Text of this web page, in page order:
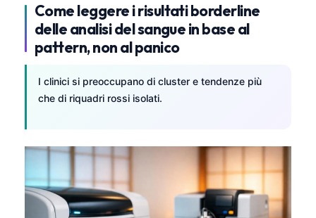
Come leggere i risultati borderline
delle analisi del sangue in base al
pattern, non al panico
I clinici si preoccupano di cluster e tendenze più
che di riquadri rossi isolati.
Русский
Lietuvių kalba
Polski
Magyar
বাংলা
اردو